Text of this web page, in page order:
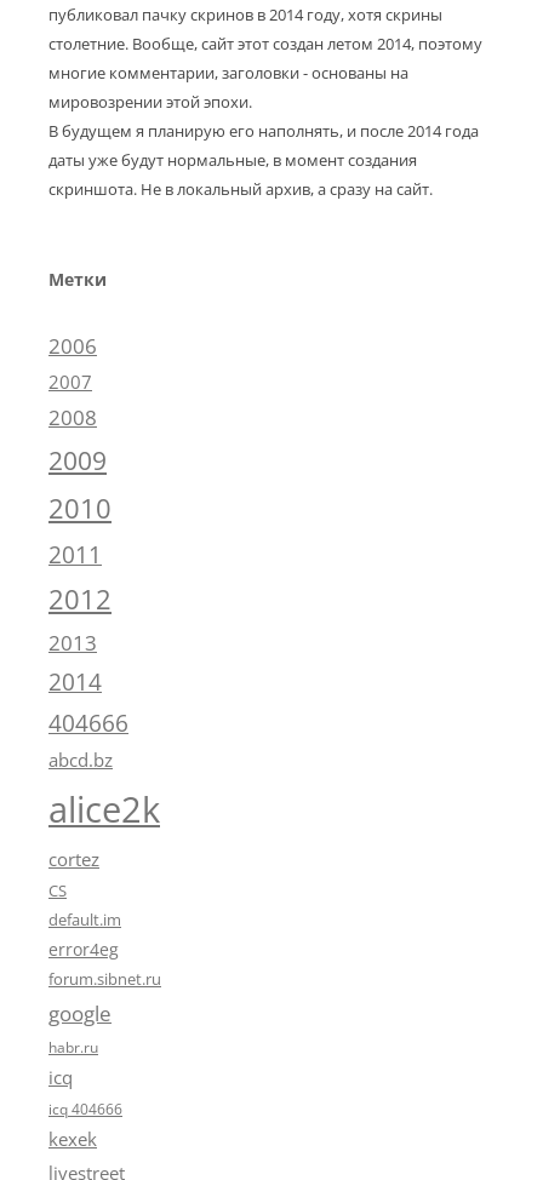
публиковал пачку скринов в 2014 году, хотя скрины
столетние. Вообще, сайт этот создан летом 2014, поэтому
многие комментарии, заголовки - основаны на
мировозрении этой эпохи.
В будущем я планирую его наполнять, и после 2014 года
даты уже будут нормальные, в момент создания
скриншота. Не в локальный архив, а сразу на сайт.
Метки
2006
2007
2008
2009
2010
2011
2012
2013
2014
404666
abcd.bz
alice2k
cortez
CS
default.im
error4eg
forum.sibnet.ru
google
habr.ru
icq
icq 404666
kexek
livestreet